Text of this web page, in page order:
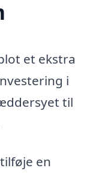
et ekstra
i
til
en